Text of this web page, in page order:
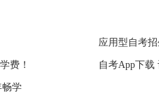
应用型自考
费！ 自考App下载
畅学